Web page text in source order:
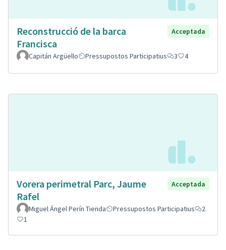
Reconstrucció de la barca
Francisca
Acceptada
Capitán Argüello Pressupostos Participatius 3 4
Vorera perimetral Parc, Jaume
Rafel
Acceptada
Miguel Ángel Perín Tienda Pressupostos Participatius
2
1